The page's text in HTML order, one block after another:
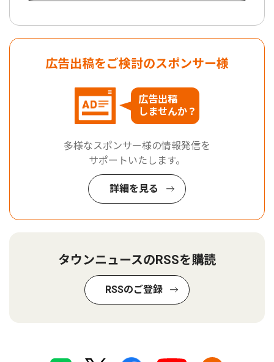
広告出稿をご検討のスポンサー様
広告出稿
しませんか？
多様なスポンサー様の情報発信を
サポートいたします。
詳細を見る
タウンニュースのRSSを購読
RSSのご登録